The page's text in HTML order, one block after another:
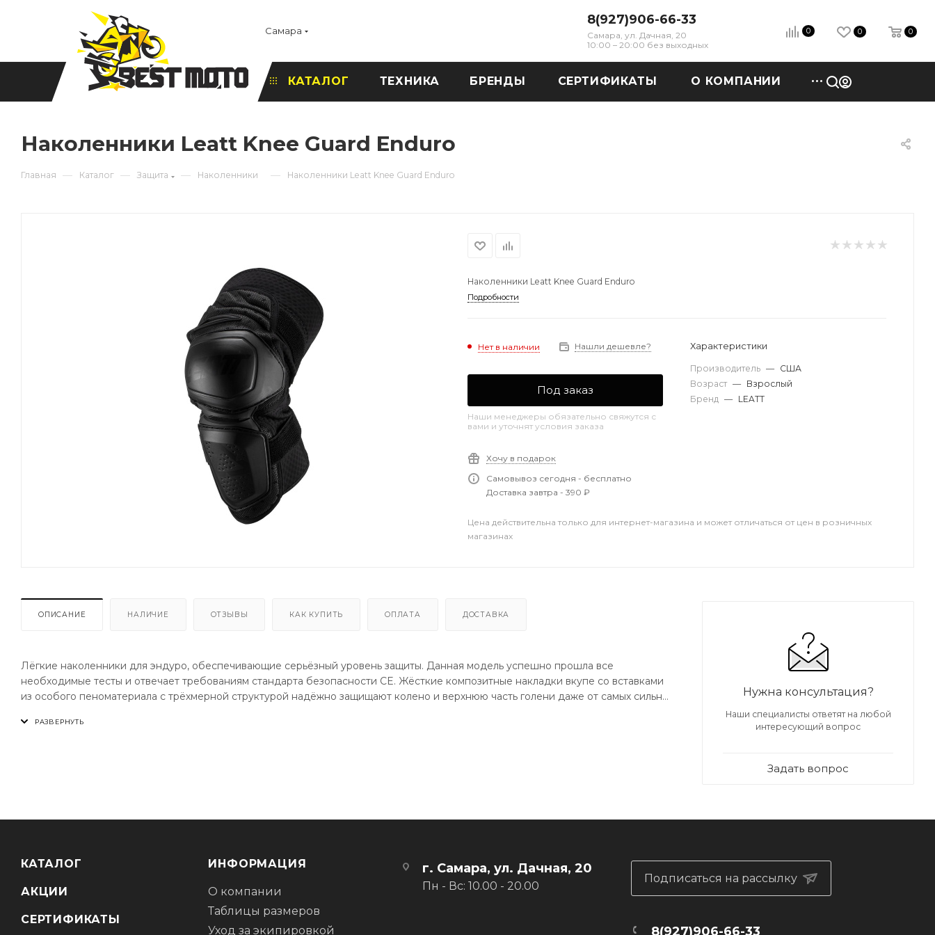
Самара
8(927)906-66-33
Самара, ул. Дачная, 20
10:00 – 20:00 без выходных
0 0 0
КАТАЛОГ ТЕХНИКА БРЕНДЫ СЕРТИФИКАТЫ О КОМПАНИИ
Наколенники Leatt Knee Guard Enduro
Главная — Каталог — Защита — Наколенники — Наколенники Leatt Knee Guard Enduro
Наколенники Leatt Knee Guard Enduro
Подробности
Нет в наличии Нашли дешевле?
Под заказ
Наши менеджеры обязательно свяжутся с
вами и уточнят условия заказа
Хочу в подарок
Самовывоз сегодня - бесплатно
Доставка завтра - 390 ₽
Характеристики
Производитель — США
Возраст — Взрослый
Бренд — LEATT
Цена действительна только для интернет-магазина и может отличаться от цен в розничных
магазинах
ОПИСАНИЕ НАЛИЧИЕ ОТЗЫВЫ КАК КУПИТЬ ОПЛАТА ДОСТАВКА
Лёгкие наколенники для эндуро, обеспечивающие серьёзный уровень защиты. Данная модель успешно прошла все
необходимые тесты и отвечает требованиям стандарта безопасности CE. Жёсткие композитные накладки вкупе со вставками
из особого пеноматериала с трёхмерной структурой надёжно защищают колено и верхнюю часть голени даже от самых сильных
не вспомните.
—Асимметричный дизайн: левый и правый наколенник отличаются друг от друга
Нужна консультация?
Наши специалисты ответят на любой
интересующий вопрос
Задать вопрос
КАТАЛОГ
АКЦИИ
СЕРТИФИКАТЫ
ИНФОРМАЦИЯ
О компании
Таблицы размеров
Уход за экипировкой
г. Самара, ул. Дачная, 20
Пн - Вс: 10.00 - 20.00
Подписаться на рассылку
8(927)906-66-33